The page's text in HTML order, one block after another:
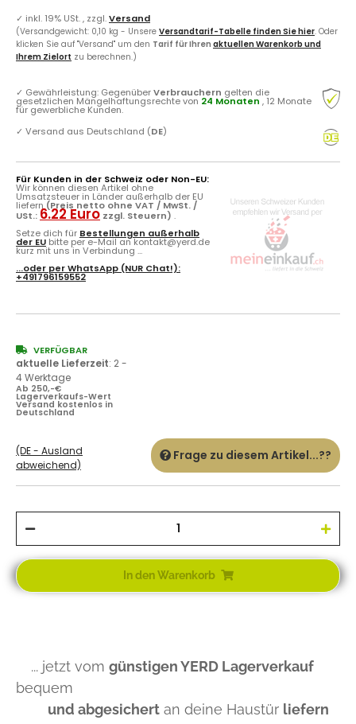
✓ inkl. 19% USt. , zzgl.Versand
(Versandgewicht: 0,10 kg - Unsere Versandtarif-Tabelle finden Sie hier. Oder
klicken Sie auf "Versand" um den Tarif für Ihren aktuellen Warenkorb und
Ihrem Zielort zu berechnen.)
✓ Gewährleistung: GegenüberVerbrauchern gelten die
gesetzlichen Mängelhaftungsrechte von 24 Monaten , 12 Monate
für gewerbliche Kunden.
✓ Versand aus Deutschland (DE)
Für Kunden in der Schweiz oder Non-EU:
Wir können diesen Artikel ohne
Umsatzsteuer in Länder außerhalb der EU
liefern(Preis netto ohne VAT / MwSt. /
USt.: 6.22 Euro zzgl. Steuern) .
Setze dich für Bestellungen außerhalb
der EU bitte per e-Mail an kontakt@yerd.de
kurz mit uns in Verbindung ...
...oder perWhatsApp (NUR Chat!):
+491796159552
VERFÜGBAR
aktuelle Lieferzeit: 2 -
4 Werktage
Ab 250,-€
Lagerverkaufs-Wert
Versand kostenlos in
Deutschland
(DE - Ausland
abweichend)
Frage zu diesem Artikel...??
In den Warenkorb
... jetzt vom günstigen YERD Lagerverkauf
bequem
und abgesichert an deine Haustür liefern